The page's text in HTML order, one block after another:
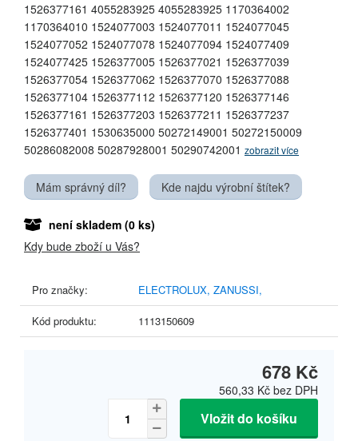
1526377161 4055283925 4055283925 1170364002
1170364010 1524077003 1524077011 1524077045
1524077052 1524077078 1524077094 1524077409
1524077425 1526377005 1526377021 1526377039
1526377054 1526377062 1526377070 1526377088
1526377104 1526377112 1526377120 1526377146
1526377161 1526377203 1526377211 1526377237
1526377401 1530635000 50272149001 50272150009
50286082008 50287928001 50290742001 zobrazit více
Mám správný díl? Kde najdu výrobní štítek?
není skladem (0 ks)
Kdy bude zboží u Vás?
Pro značky: ELECTROLUX, ZANUSSI,
Kód produktu: 1113150609
678 Kč
560,33 Kč bez DPH
Vložit do košíku